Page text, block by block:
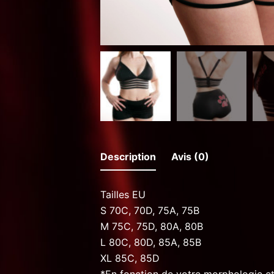
Description Avis (0)
Tailles EU
S 70C, 70D, 75A, 75B
M 75C, 75D, 80A, 80B
L 80C, 80D, 85A, 85B
XL 85C, 85D